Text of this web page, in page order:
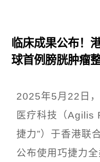
临床成果公布！
球首例膀胱肿瘤
2025年5月22日，
医疗科技（Agilis
捷力”）于香港联
公布使用巧捷力